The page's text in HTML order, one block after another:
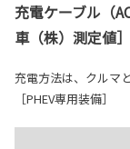
充電ケーブル（
車（株）測定値
充電方法は、クルマ
［PHEV専用装備］